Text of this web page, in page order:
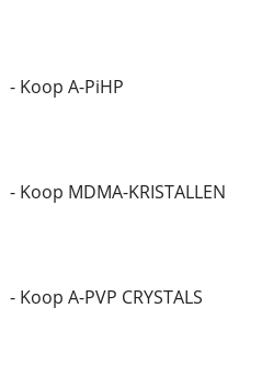
- Koop A-PiHP
- Koop MDMA-KRISTALLEN
- Koop A-PVP CRYSTALS